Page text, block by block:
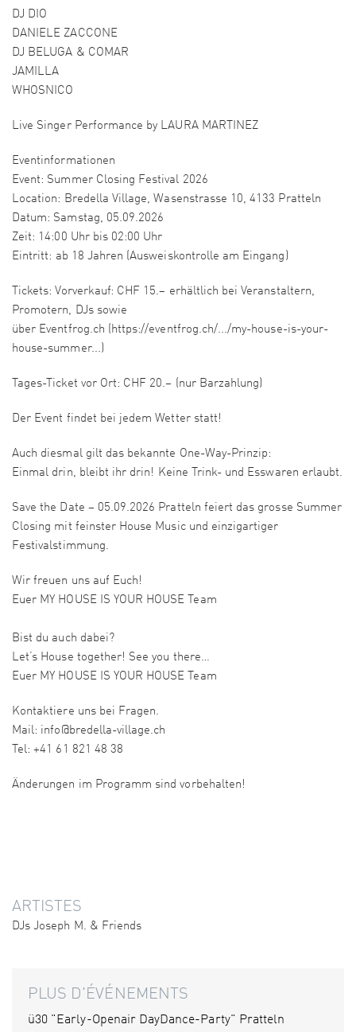
DJ DIO
DANIELE ZACCONE
DJ BELUGA & COMAR
JAMILLA
WHOSNICO
Live Singer Performance by LAURA MARTINEZ
Eventinformationen
Event: Summer Closing Festival 2026
Location: Bredella Village, Wasenstrasse 10, 4133 Pratteln
Datum: Samstag, 05.09.2026
Zeit: 14:00 Uhr bis 02:00 Uhr
Eintritt: ab 18 Jahren (Ausweiskontrolle am Eingang)
Tickets: Vorverkauf: CHF 15.– erhältlich bei Veranstaltern,
Promotern, DJs sowie
über Eventfrog.ch (https://eventfrog.ch/.../my-house-is-your-
house-summer...)
Tages-Ticket vor Ort: CHF 20.– (nur Barzahlung)
Der Event findet bei jedem Wetter statt!
Auch diesmal gilt das bekannte One-Way-Prinzip:
Einmal drin, bleibt ihr drin! Keine Trink- und Esswaren erlaubt.
Save the Date – 05.09.2026 Pratteln feiert das grosse Summer
Closing mit feinster House Music und einzigartiger
Festivalstimmung.
Wir freuen uns auf Euch!
Euer MY HOUSE IS YOUR HOUSE Team
Bist du auch dabei?
Let’s House together! See you there…
Euer MY HOUSE IS YOUR HOUSE Team
Kontaktiere uns bei Fragen.
Mail: info@bredella-village.ch
Tel: +41 61 821 48 38
Änderungen im Programm sind vorbehalten!
ARTISTES
DJs Joseph M. & Friends
PLUS D'ÉVÉNEMENTS
ü30 "Early-Openair DayDance-Party" Pratteln